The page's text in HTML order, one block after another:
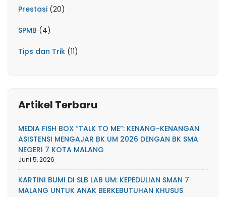
Prestasi (20)
SPMB (4)
Tips dan Trik (11)
Artikel Terbaru
MEDIA FISH BOX “TALK TO ME”: KENANG-KENANGAN
ASISTENSI MENGAJAR BK UM 2026 DENGAN BK SMA
NEGERI 7 KOTA MALANG
Juni 5, 2026
KARTINI BUMI DI SLB LAB UM: KEPEDULIAN SMAN 7
MALANG UNTUK ANAK BERKEBUTUHAN KHUSUS